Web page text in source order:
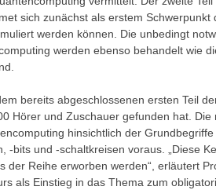
sich zunächst als erstem Schwerpunkt
werden können. Die unbedingt
werden ebenso behandelt wie
bereits abgeschlossenen ersten Teil
Hörer und Zuschauer gefunden hat. Die
hinsichtlich der
bits und -schaltkreisen voraus. „Diese
Reihe erworben werden“, erläutert
als Einstieg in das Thema zum